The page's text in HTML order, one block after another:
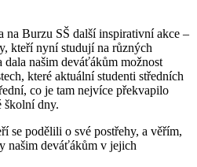
na Burzu SŠ další inspirativní akce –
kteří nyní studují na různých
dala našim deváťákům možnost
které aktuální studenti středních
co je tam nejvíce překvapilo
školní dny.
se podělili o své postřehy, a věřím,
našim deváťákům v jejich